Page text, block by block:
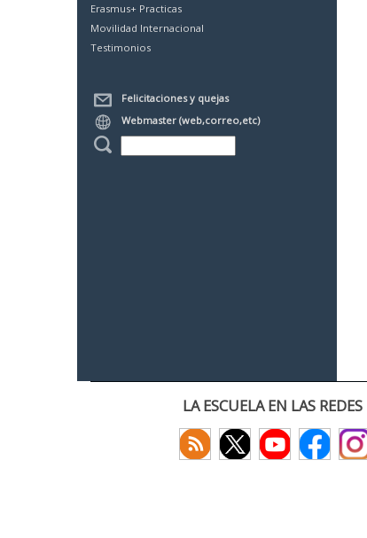
Erasmus+ Practicas
Movilidad Internacional
Testimonios
Felicitaciones y quejas
Webmaster (web,correo,etc)
LA ESCUELA EN LAS REDES